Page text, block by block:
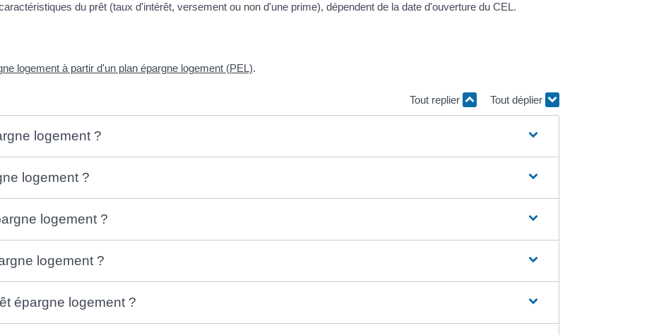
du prêt (taux d'intérêt, versement ou non d'une prime), dépendent de la date d'ouverture du CEL.
logement à partir d'un plan épargne logement (PEL).
Tout replier Tout déplier
logement ?
logement ?
logement ?
logement ?
épargne logement ?